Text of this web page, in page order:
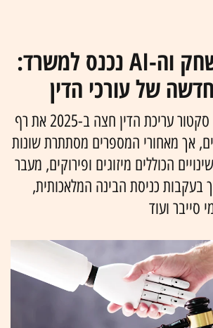
כשהדולר נשחק וה-AI נכנס למשרד:
של עורכי הדין
המחזור השנתי של סקטור עריכת הדין חצה ב-2025 את רף
אך מאחורי המספרים מסתתרת שונות
הכוללים מיזוגים ופירוקים, מעבר
בעקבות כניסת הבינה המלאכותית,
סייבר ועוד